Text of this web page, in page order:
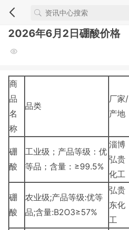
2026年6月2日硼酸价格
商
品
名
称
品类
厂家/
产地
硼
酸
工业级；产品等级：优
等品；含量：≥99.5%
淄博
弘贵
化工
硼
酸
农业级;产品等级:优等
品;含量:B2O3≥57%
弘贵
东化
工